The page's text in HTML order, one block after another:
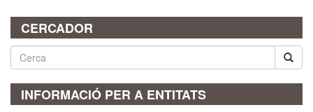
CERCADOR
INFORMACIÓ PER A ENTITATS